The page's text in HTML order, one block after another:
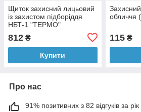
Щиток захисний лицьовий
із захистом підборіддя
НБТ-1 "ТЕРМО"
812 ₴
Купити
обличчя
115₴
Про нас
91% позитивних з 82 відгуків за рік